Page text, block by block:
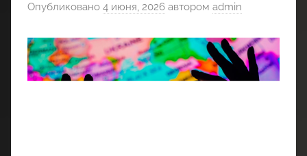
Опубликовано 4 июня, 2026 автором admin